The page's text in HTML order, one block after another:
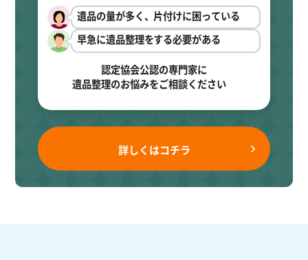
遺品の量が多く、片付けに困っている
早急に遺品整理をする必要がある
認定協会公認の専門家に
遺品整理のお悩みをご相談ください
詳しくはコチラ